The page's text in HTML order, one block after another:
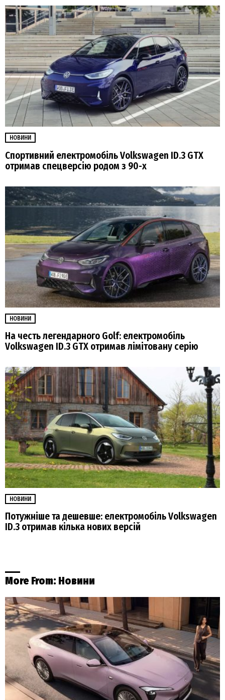
НОВИНИ
Спортивний електромобіль Volkswagen ID.3 GTX
отримав спецверсію родом з 90-х
НОВИНИ
На честь легендарного Golf: електромобіль
Volkswagen ID.3 GTX отримав лімітовану серію
НОВИНИ
Потужніше та дешевше: електромобіль Volkswagen
ID.3 отримав кілька нових версій
More From: Новини